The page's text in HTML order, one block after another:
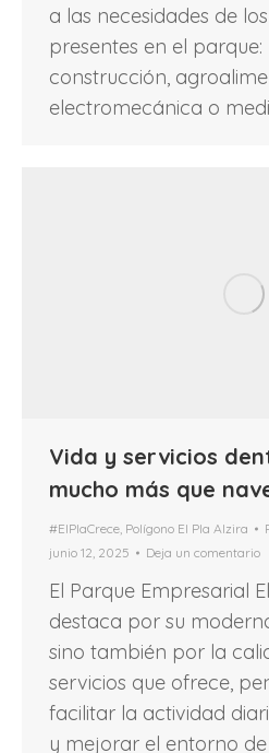
a las necesidades de
presentes en el parque:
construcción,
electromecánica o
Vida y servicios
mucho más que
#ElPlaCrece Polígono El Pla Alzira
junio 12, 2025
Deja un comentario
El Parque Empresarial
destaca por su
sino también por la
servicios que ofrece,
facilitar la actividad
y mejorar el entorno